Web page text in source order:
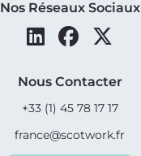
Nos Réseaux Sociaux
Nous Contacter
+33 (1) 45 78 17 17
france@scotwork.fr